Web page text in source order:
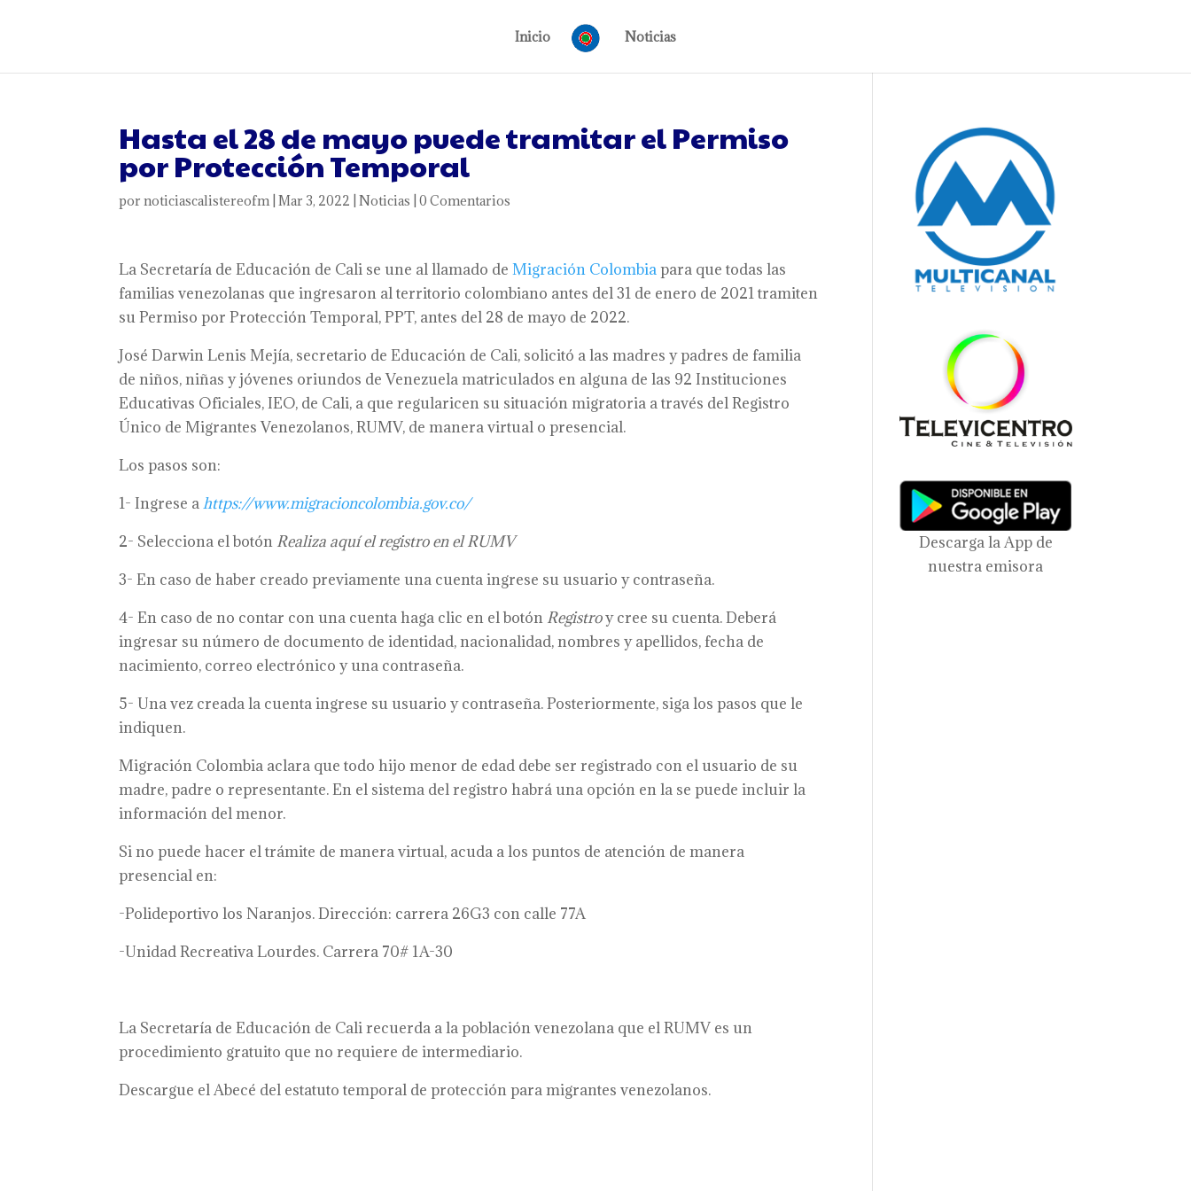
Inicio Noticias
Hasta el 28 de mayo puede tramitar el Permiso
por Protección Temporal
pornoticiascalistereofm|Mar 3, 2022 |Noticias |0 Comentarios
La Secretaría de Educación de Cali se une al llamado deMigración Colombiapara que todas las
familias venezolanas que ingresaron al territorio colombiano antes del 31 de enero de 2021 tramiten
su Permiso por Protección Temporal, PPT, antes del 28 de mayo de 2022.
José Darwin Lenis Mejía, secretario de Educación de Cali, solicitó a las madres y padres de familia
de niños, niñas y jóvenes oriundos de Venezuela matriculados en alguna de las 92 Instituciones
Educativas Oficiales, IEO, de Cali, a que regularicen su situación migratoria a través del Registro
Único de Migrantes Venezolanos, RUMV, de manera virtual o presencial.
Los pasos son:
1- Ingrese a https://www.migracioncolombia.gov.co/
2- Selecciona el botón Realiza aquí el registro en el RUMV
3- En caso de haber creado previamente una cuenta ingrese su usuario y contraseña.
4- En caso de no contar con una cuenta haga clic en el botón Registroy cree su cuenta. Deberá
ingresar su número de documento de identidad, nacionalidad, nombres y apellidos, fecha de
nacimiento, correo electrónico y una contraseña.
5- Una vez creada la cuenta ingrese su usuario y contraseña. Posteriormente, siga los pasos que le
indiquen.
Migración Colombia aclara que todo hijo menor de edad debe ser registrado con el usuario de su
madre, padre o representante. En el sistema del registro habrá una opción en la se puede incluir la
información del menor.
Si no puede hacer el trámite de manera virtual, acuda a los puntos de atención de manera
presencial en:
-Polideportivo los Naranjos. Dirección: carrera 26G3 con calle 77A
-Unidad Recreativa Lourdes. Carrera 70# 1A-30
La Secretaría de Educación de Cali recuerda a la población venezolana que el RUMV es un
procedimiento gratuito que no requiere de intermediario.
Descargue el Abecé del estatuto temporal de protección para migrantes venezolanos.
Descarga la App de
nuestra emisora